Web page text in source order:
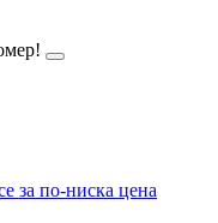
за по-ниска цена